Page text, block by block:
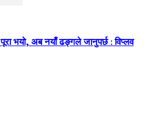
भयो, अब नयाँ ढङ्गले जानुपर्छ : विप्लव